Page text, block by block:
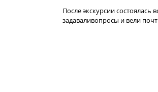
После экскурсии состоялась
задаваливопросы и вели